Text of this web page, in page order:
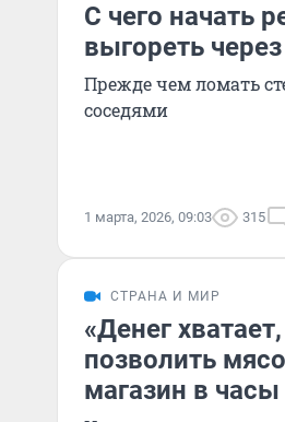
С чего начать
выгореть
Прежде чем ломать
соседями
1 марта, 2026, 09:03 315
СТРАНА И МИР
«Денег
позволить
магазин в